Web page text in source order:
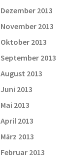
Dezember 2013
November 2013
Oktober 2013
September 2013
August 2013
Juni 2013
Mai 2013
April 2013
März 2013
Februar 2013